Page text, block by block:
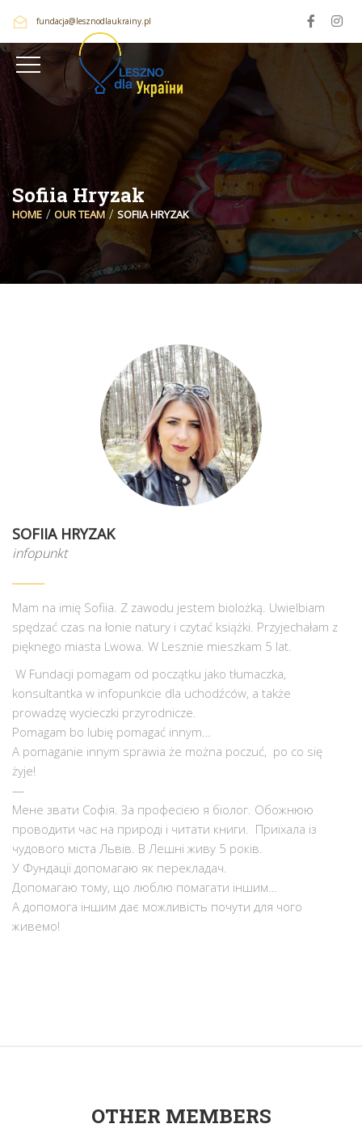
fundacja@lesznodlaukrainy.pl
Sofiia Hryzak
HOME OUR TEAM SOFIIA HRYZAK
SOFIIA HRYZAK
infopunkt
Mam na imię Sofiia. Z zawodu jestem biolożką. Uwielbiam
spędzać czas na łonie natury i czytać książki. Przyjechałam z
pięknego miasta Lwowa. W Lesznie mieszkam 5 lat.
W Fundacji pomagam od początku jako tłumaczka,
konsultantka w infopunkcie dla uchodźców, a także
prowadzę wycieczki przyrodnicze.
Pomagam bo lubię pomagać innym…
A pomaganie innym sprawia że można poczuć, po co się
żyje!
—
Мене звати Софія. За професією я біолог. Обожнюю
проводити час на природі і читати книги. Приїхала із
чудового міста Львів. В Лешні живу 5 років.
У Фундації допомагаю як перекладач.
Допомагаю тому, що люблю помагати іншим…
A допомога іншим дає можливість почути для чого
живемо!
OTHER MEMBERS